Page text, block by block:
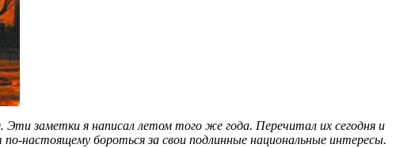
заметки я написал летом того же года. Перечитал их сегодня и
настоящему бороться за свои подлинные национальные интересы.